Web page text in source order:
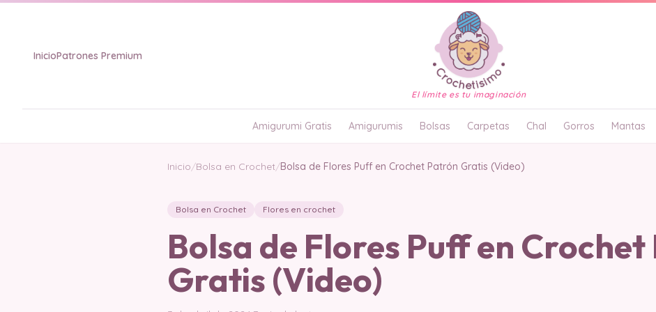
InicioPatrones Premium
El límite es tu imaginación
Amigurumi Gratis Amigurumis Bolsas Carpetas Chal Gorros Mantas
Inicio/Bolsa en Crochet/Bolsa de Flores Puff en Crochet Patrón Gratis (Video)
Bolsa en Crochet Flores en crochet
Bolsa de Flores Puff en
Gratis (Video)